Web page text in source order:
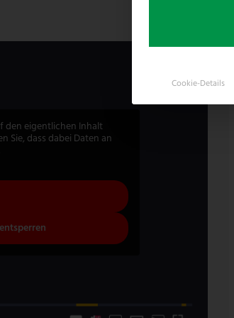
den eigentlichen Inhalt
Sie, dass dabei Daten an
Cookie-Details